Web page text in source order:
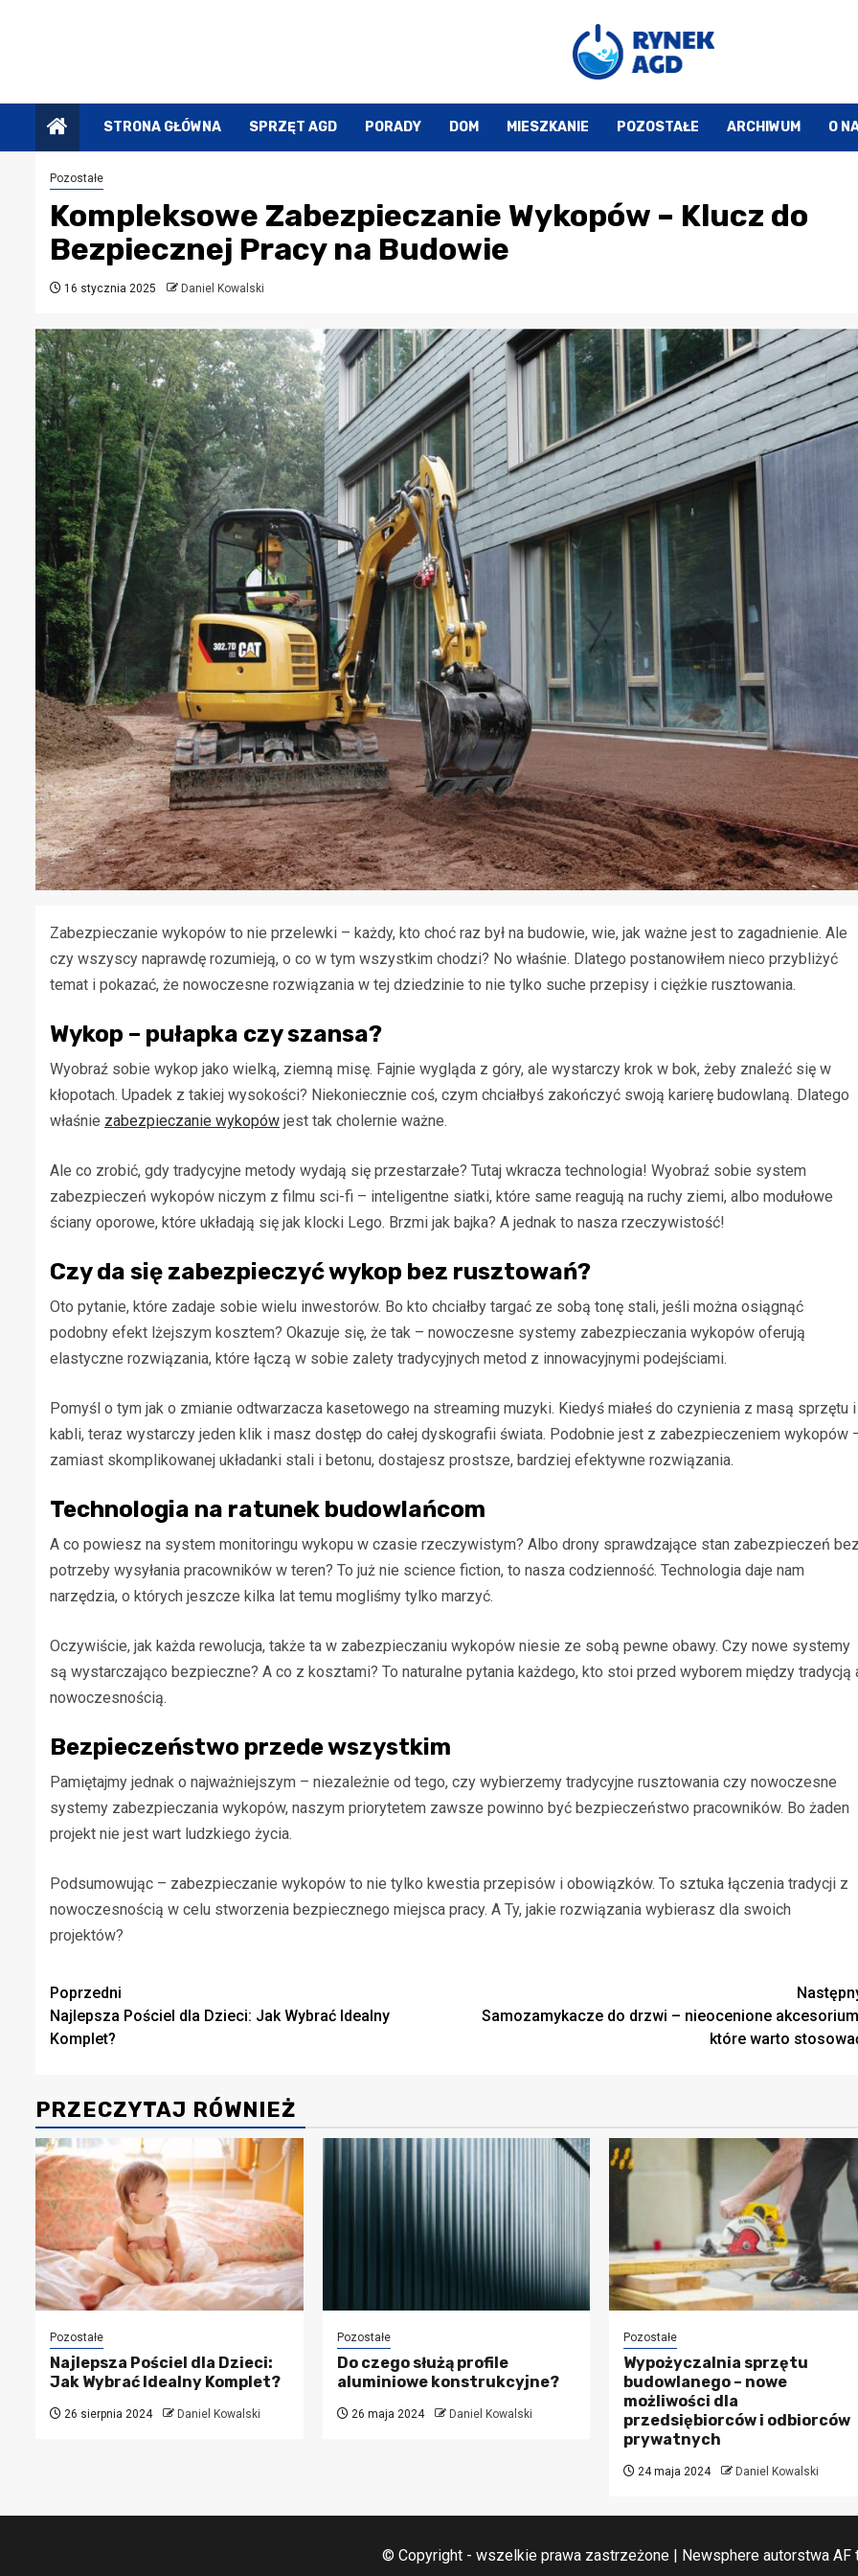
STRONA GŁÓWNA SPRZĘT AGD PORADY DOM MIESZKANIE POZOSTAŁE ARCHIWUM O
Pozostałe
Kompleksowe Zabezpieczanie Wykopów – Klucz do
Bezpiecznej Pracy na Budowie
16 stycznia 2025 Daniel Kowalski
Zabezpieczanie wykopów to nie przelewki – każdy, kto choć raz był na budowie, wie, jak ważne jest to zagadnienie. Ale
czy wszyscy naprawdę rozumieją, o co w tym wszystkim chodzi? No właśnie. Dlatego postanowiłem nieco przybliżyć
temat i pokazać, że nowoczesne rozwiązania w tej dziedzinie to nie tylko suche przepisy i ciężkie rusztowania.
Wykop – pułapka czy szansa?
Wyobraź sobie wykop jako wielką, ziemną misę. Fajnie wygląda z góry, ale wystarczy krok w bok, żeby znaleźć się w
kłopotach. Upadek z takiej wysokości? Niekoniecznie coś, czym chciałbyś zakończyć swoją karierę budowlaną. Dlatego
właśnie zabezpieczanie wykopów jest tak cholernie ważne.
Ale co zrobić, gdy tradycyjne metody wydają się przestarzałe? Tutaj wkracza technologia! Wyobraź sobie system
zabezpieczeń wykopów niczym z filmu sci-fi – inteligentne siatki, które same reagują na ruchy ziemi, albo modułowe
ściany oporowe, które układają się jak klocki Lego. Brzmi jak bajka? A jednak to nasza rzeczywistość!
Czy da się zabezpieczyć wykop bez rusztowań?
Oto pytanie, które zadaje sobie wielu inwestorów. Bo kto chciałby targać ze sobą tonę stali, jeśli można osiągnąć
podobny efekt lżejszym kosztem? Okazuje się, że tak – nowoczesne systemy zabezpieczania wykopów oferują
elastyczne rozwiązania, które łączą w sobie zalety tradycyjnych metod z innowacyjnymi podejściami.
Pomyśl o tym jak o zmianie odtwarzacza kasetowego na streaming muzyki. Kiedyś miałeś do czynienia z masą sprzętu i
kabli, teraz wystarczy jeden klik i masz dostęp do całej dyskografii świata. Podobnie jest z zabezpieczeniem wykopów
zamiast skomplikowanej układanki stali i betonu, dostajesz prostsze, bardziej efektywne rozwiązania.
Technologia na ratunek budowlańcom
A co powiesz na system monitoringu wykopu w czasie rzeczywistym? Albo drony sprawdzające stan zabezpieczeń bez
potrzeby wysyłania pracowników w teren? To już nie science fiction, to nasza codzienność. Technologia daje nam
narzędzia, o których jeszcze kilka lat temu mogliśmy tylko marzyć.
Oczywiście, jak każda rewolucja, także ta w zabezpieczaniu wykopów niesie ze sobą pewne obawy. Czy nowe systemy
są wystarczająco bezpieczne? A co z kosztami? To naturalne pytania każdego, kto stoi przed wyborem między tradycją
nowoczesnością.
Bezpieczeństwo przede wszystkim
Pamiętajmy jednak o najważniejszym – niezależnie od tego, czy wybierzemy tradycyjne rusztowania czy nowoczesne
systemy zabezpieczania wykopów, naszym priorytetem zawsze powinno być bezpieczeństwo pracowników. Bo żaden
projekt nie jest wart ludzkiego życia.
Podsumowując – zabezpieczanie wykopów to nie tylko kwestia przepisów i obowiązków. To sztuka łączenia tradycji z
nowoczesnością w celu stworzenia bezpiecznego miejsca pracy. A Ty, jakie rozwiązania wybierasz dla swoich
projektów?
Zobacz
wpisy
Poprzedni
Najlepsza Pościel dla Dzieci: Jak Wybrać Idealny
Komplet?
Samozamykacze do drzwi – nieocenione
które warto
PRZECZYTAJ RÓWNIEŻ
Pozostałe
Najlepsza Pościel dla Dzieci:
Jak Wybrać Idealny Komplet?
26 sierpnia 2024 Daniel Kowalski
Pozostałe
Do czego służą profile
aluminiowe konstrukcyjne?
26 maja 2024 Daniel Kowalski
Pozostałe
Wypożyczalnia sprzętu
budowlanego – nowe
możliwości dla
przedsiębiorców i odbiorców
prywatnych
24 maja 2024 Daniel Kowalski
© Copyright - wszelkie prawa zastrzeżone Newsphereautorstwa AF